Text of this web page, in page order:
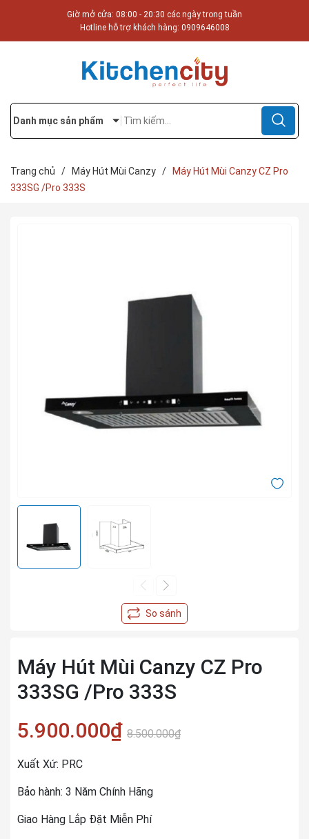
Giờ mở cửa: 08:00 - 20:30 các ngày trong tuần
Hotline hỗ trợ khách hàng: 0909646008
Danh mục sản phẩm
Trang chủ / Máy Hút Mùi Canzy /
Máy Hút Mùi Canzy CZ Pro
333SG /Pro 333S
Máy Hút Mùi Canzy CZ Pro
333SG /Pro 333S
5.900.000₫ 8.500.000₫
Xuất Xứ: PRC
Bảo hành: 3 Năm Chính Hãng
Giao Hàng Lắp Đặt Miễn Phí